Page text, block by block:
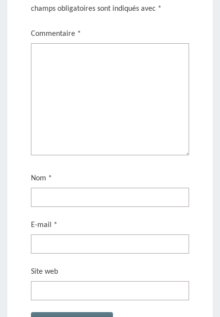
champs obligatoires sont indiqués avec *
Commentaire *
Nom *
E-mail *
Site web